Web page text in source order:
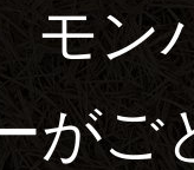
モン
がご